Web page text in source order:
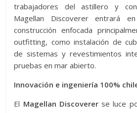
trabajadores del astillero y
Magellan Discoverer entrará
construcción enfocada
outfitting, como instalación de
de sistemas y revestimientos
pruebas en mar abierto.
Innovación e ingeniería 100%
El Magellan Discovererse luce